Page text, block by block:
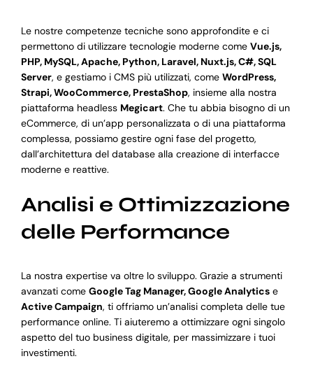
Le nostre competenze tecniche sono approfondite e ci
permettono di utilizzare tecnologie moderne come Vue.js,
PHP, MySQL, Apache, Python, Laravel, Nuxt.js, C#, SQL
Server, e gestiamo i CMS più utilizzati, come WordPress,
Strapi, WooCommerce, PrestaShop, insieme alla nostra
piattaforma headless Megicart. Che tu abbia bisogno di un
eCommerce, di un’app personalizzata o di una piattaforma
complessa, possiamo gestire ogni fase del progetto,
dall’architettura del database alla creazione di interfacce
moderne e reattive.
Analisi e Ottimizzazione
delle Performance
La nostra expertise va oltre lo sviluppo. Grazie a strumenti
avanzati come Google Tag Manager, Google Analyticse
Active Campaign, ti offriamo un’analisi completa delle tue
performance online. Ti aiuteremo a ottimizzare ogni singolo
aspetto del tuo business digitale, per massimizzare i tuoi
investimenti.